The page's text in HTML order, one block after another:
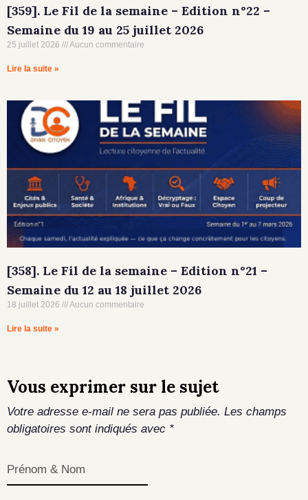
[359]. Le Fil de la semaine – Edition n°22 –
Semaine du 19 au 25 juillet 2026
25 juillet 2026 Aucun commentaire
Lire la suite »
[358]. Le Fil de la semaine – Edition n°21 –
Semaine du 12 au 18 juillet 2026
18 juillet 2026 Aucun commentaire
Lire la suite »
Vous exprimer sur le sujet
Votre adresse e-mail ne sera pas publiée. Les champs
obligatoires sont indiqués avec *